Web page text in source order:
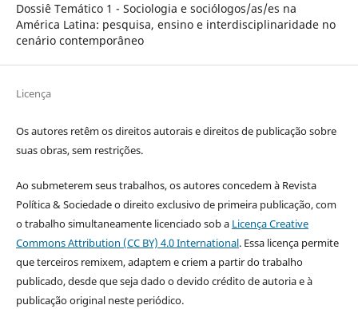
Dossiê Temático 1 - Sociologia e sociólogos/as/es na
América Latina: pesquisa, ensino e interdisciplinaridade no
cenário contemporâneo
Licença
Os autores retêm os direitos autorais e direitos de publicação sobre
suas obras, sem restrições.
Ao submeterem seus trabalhos, os autores concedem à Revista
Política & Sociedade o direito exclusivo de primeira publicação, com
o trabalho simultaneamente licenciado sob a Licença Creative
Commons Attribution (CC BY) 4.0 International. Essa licença permite
que terceiros remixem, adaptem e criem a partir do trabalho
publicado, desde que seja dado o devido crédito de autoria e à
publicação original neste periódico.